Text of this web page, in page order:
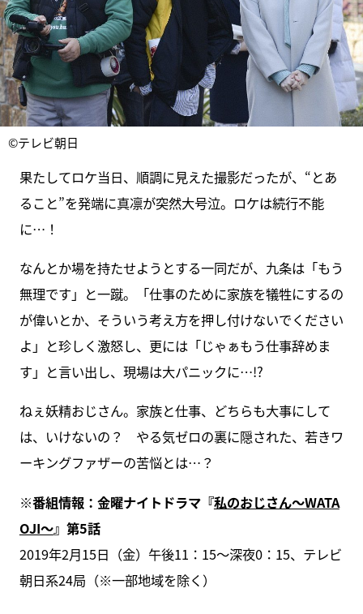
©テレビ朝日
果たしてロケ当日、順調に見えた撮影だったが、“とあ
ること”を発端に真凛が突然大号泣。ロケは続行不能
に…！
なんとか場を持たせようとする一同だが、九条は「もう
無理です」と一蹴。「仕事のために家族を犠牲にするの
が偉いとか、そういう考え方を押し付けないでください
よ」と珍しく激怒し、更には「じゃぁもう仕事辞めま
す」と言い出し、現場は大パニックに…!?
ねぇ妖精おじさん。家族と仕事、どちらも大事にして
は、いけないの？ やる気ゼロの裏に隠された、若きワ
ーキングファザーの苦悩とは…？
※番組情報：金曜ナイトドラマ『私のおじさん～WATA
OJI～』第5話
2019年2月15日（金）午後11：15～深夜0：15、テレビ
朝日系24局（※一部地域を除く）